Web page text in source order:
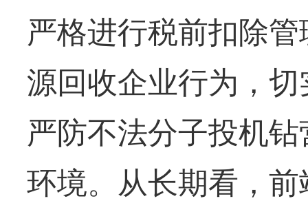
严格进行税前扣除
源回收企业行为，
严防不法分子投机
环境。从长期看，